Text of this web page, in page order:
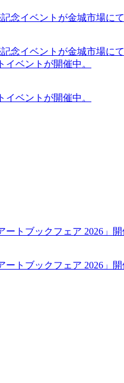
イベントが金城市場に
イベントが金城市場に
ベントが開催中。
ベントが開催中。
トブックフェア 2026」開
トブックフェア 2026」開